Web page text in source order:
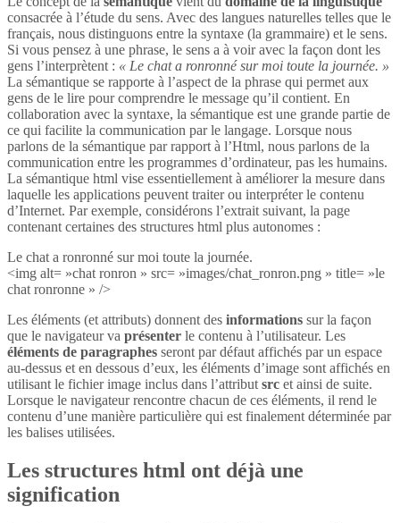
consacrée à l’étude du sens. Avec des langues naturelles telles que le
français, nous distinguons entre la syntaxe (la grammaire) et le sens.
Si vous pensez à une phrase, le sens a à voir avec la façon dont les
gens l’interprètent : « Le chat a ronronné sur moi toute la journée. »
La sémantique se rapporte à l’aspect de la phrase qui permet aux
gens de le lire pour comprendre le message qu’il contient. En
collaboration avec la syntaxe, la sémantique est une grande partie de
ce qui facilite la communication par le langage. Lorsque nous
parlons de la sémantique par rapport à l’Html, nous parlons de la
communication entre les programmes d’ordinateur, pas les humains.
La sémantique html vise essentiellement à améliorer la mesure dans
laquelle les applications peuvent traiter ou interpréter le contenu
d’Internet. Par exemple, considérons l’extrait suivant, la page
contenant certaines des structures html plus autonomes :
Le chat a ronronné sur moi toute la journée.
<img alt= »chat ronron » src= »images/chat_ronron.png » title= »le
chat ronronne » />
Les éléments (et attributs) donnent des informations sur la façon
que le navigateur va présenter le contenu à l’utilisateur. Les
éléments de paragraphes seront par défaut affichés par un espace
au-dessus et en dessous d’eux, les éléments d’image sont affichés en
utilisant le fichier image inclus dans l’attribut src et ainsi de suite.
Lorsque le navigateur rencontre chacun de ces éléments, il rend le
contenu d’une manière particulière qui est finalement déterminée par
les balises utilisées.
Les structures html ont déjà une
signification